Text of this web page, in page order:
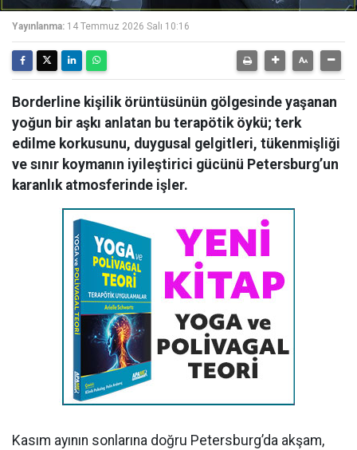
Yayınlanma: 14 Temmuz 2026 Salı 10:16
Borderline kişilik örüntüsünün gölgesinde yaşanan
yoğun bir aşkı anlatan bu terapötik öykü; terk
edilme korkusunu, duygusal gelgitleri, tükenmişliği
ve sınır koymanın iyileştirici gücünü Petersburg’un
karanlık atmosferinde işler.
Kasım ayının sonlarına doğru Petersburg’da akşam,